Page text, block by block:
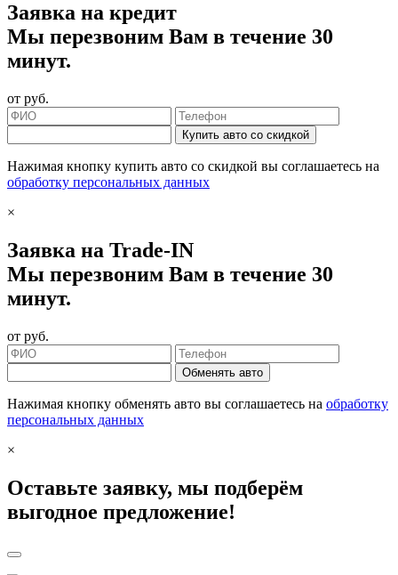
Заявка на кредит
Мы перезвоним Вам в течение 30
минут.
от руб.
Купить авто со скидкой
Нажимая кнопку купить авто со скидкой вы соглашаетесь на
обработку персональных данных
×
Заявка на Trade-IN
Мы перезвоним Вам в течение 30
минут.
от руб.
Обменять авто
Нажимая кнопку обменять авто вы соглашаетесь на обработку
персональных данных
×
Оставьте заявку, мы подберём
выгодное предложение!